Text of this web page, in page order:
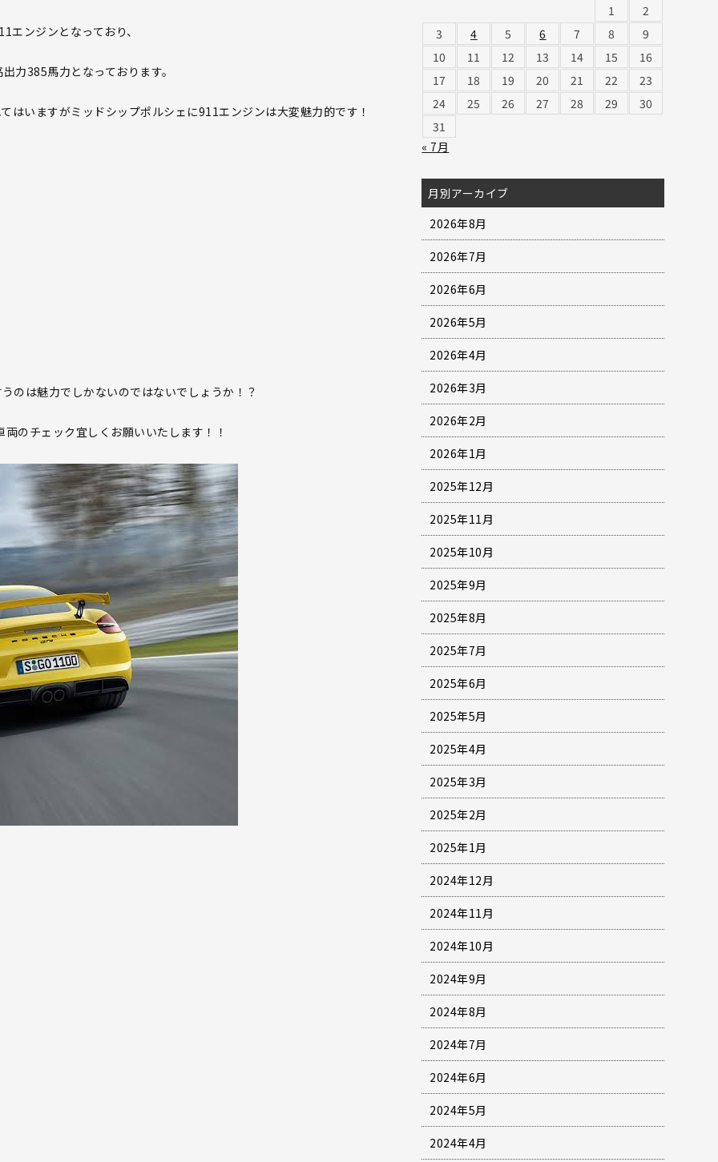
ンジンとなっており、
力385馬力となっております。
はいますがミッドシップポルシェに911エンジンは大変魅力的です！
のは魅力でしかないのではないでしょうか！？
のチェック宜しくお願いいたします！！
1
2
3
4 5 6 7 8
9
10
11 12 13 14 15
16
17
18 19 20 21 22
23
24
25 26 27 28 29
30
31
« 7月
月別アーカイブ
2026年8月
2026年7月
2026年6月
2026年5月
2026年4月
2026年3月
2026年2月
2026年1月
2025年12月
2025年11月
2025年10月
2025年9月
2025年8月
2025年7月
2025年6月
2025年5月
2025年4月
2025年3月
2025年2月
2025年1月
2024年12月
2024年11月
2024年10月
2024年9月
2024年8月
2024年7月
2024年6月
2024年5月
2024年4月